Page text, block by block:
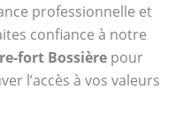
professionnelle et
confiance à notre
fort Bossière pour
l’accès à vos valeurs